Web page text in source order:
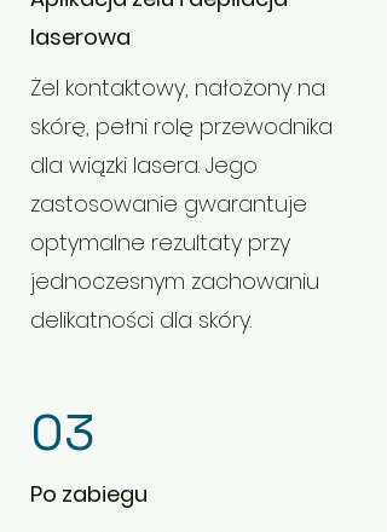
laserowa
Żel kontaktowy, nałożony na
skórę, pełni rolę przewodnika
dla wiązki lasera. Jego
zastosowanie gwarantuje
optymalne rezultaty przy
jednoczesnym zachowaniu
delikatności dla skóry.
03
Po zabiegu